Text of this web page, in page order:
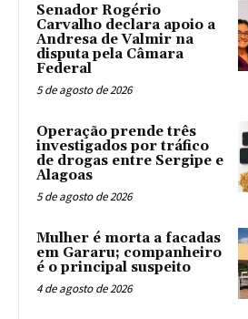
Senador Rogério
Carvalho declara apoio a
Andresa de Valmir na
disputa pela Câmara
Federal
5 de agosto de 2026
Operação prende três
investigados por tráfico
de drogas entre Sergipe e
Alagoas
5 de agosto de 2026
Mulher é morta a facadas
em Gararu; companheiro
é o principal suspeito
4 de agosto de 2026